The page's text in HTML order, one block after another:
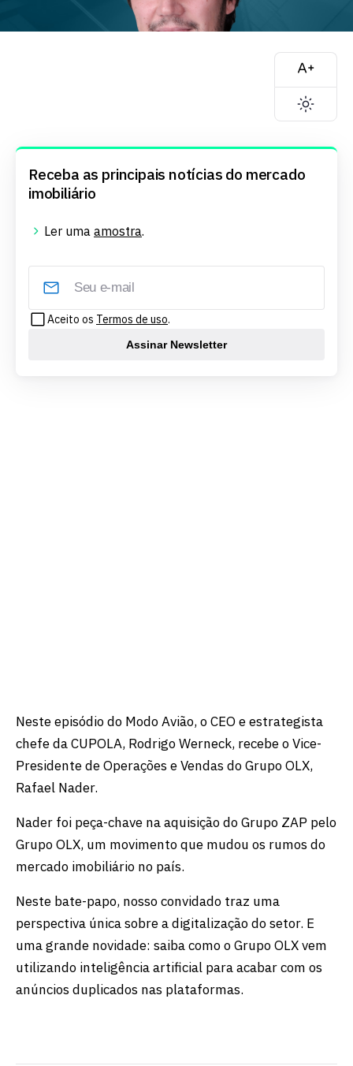
Receba as principais notícias do mercado
imobiliário
Ler uma amostra.
Aceito os Termos de uso.
Assinar Newsletter
Neste episódio do Modo Avião, o CEO e estrategista
chefe da CUPOLA, Rodrigo Werneck, recebe o Vice-
Presidente de Operações e Vendas do Grupo OLX,
Rafael Nader.
Nader foi peça-chave na aquisição do Grupo ZAP pelo
Grupo OLX, um movimento que mudou os rumos do
mercado imobiliário no país.
Neste bate-papo, nosso convidado traz uma
perspectiva única sobre a digitalização do setor. E
uma grande novidade: saiba como o Grupo OLX vem
utilizando inteligência artificial para acabar com os
anúncios duplicados nas plataformas.